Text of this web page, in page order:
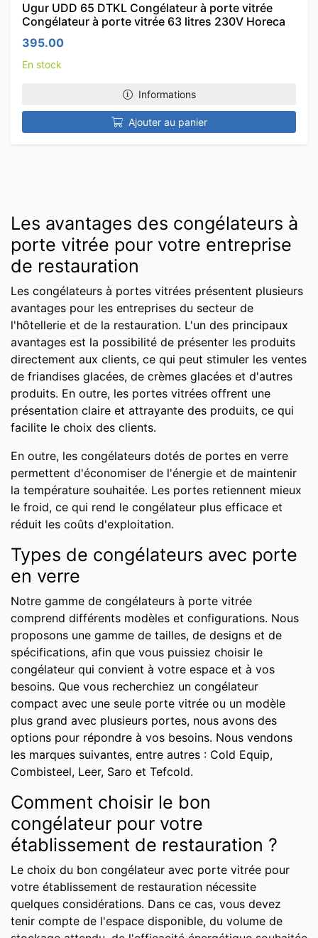
Ugur UDD 65 DTKL Congélateur à porte vitrée
Congélateur à porte vitrée 63 litres 230V Horeca
395.00
En stock
Informations
Ajouter au panier
Les avantages des congélateurs à
porte vitrée pour votre entreprise
de restauration
Les congélateurs à portes vitrées présentent plusieurs
avantages pour les entreprises du secteur de
l'hôtellerie et de la restauration. L'un des principaux
avantages est la possibilité de présenter les produits
directement aux clients, ce qui peut stimuler les ventes
de friandises glacées, de crèmes glacées et d'autres
produits. En outre, les portes vitrées offrent une
présentation claire et attrayante des produits, ce qui
facilite le choix des clients.
En outre, les congélateurs dotés de portes en verre
permettent d'économiser de l'énergie et de maintenir
la température souhaitée. Les portes retiennent mieux
le froid, ce qui rend le congélateur plus efficace et
réduit les coûts d'exploitation.
Types de congélateurs avec porte
en verre
Notre gamme de congélateurs à porte vitrée
comprend différents modèles et configurations. Nous
proposons une gamme de tailles, de designs et de
spécifications, afin que vous puissiez choisir le
congélateur qui convient à votre espace et à vos
besoins. Que vous recherchiez un congélateur
compact avec une seule porte vitrée ou un modèle
plus grand avec plusieurs portes, nous avons des
options pour répondre à vos besoins. Nous vendons
les marques suivantes, entre autres : Cold Equip,
Combisteel, Leer, Saro et Tefcold.
Comment choisir le bon
congélateur pour votre
établissement de restauration ?
Le choix du bon congélateur avec porte vitrée pour
votre établissement de restauration nécessite
quelques considérations. Dans ce cas, vous devez
tenir compte de l'espace disponible, du volume de